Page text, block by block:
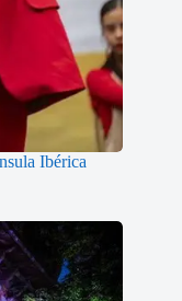
Ibérica